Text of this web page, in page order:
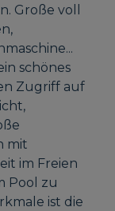
Große voll
schönes
Zugriff auf
mit
im Freien
Pool zu
ist die